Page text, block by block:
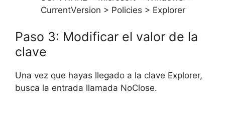
CurrentVersion > Policies > Explorer
Paso 3: Modificar el valor de la
clave
Una vez que hayas llegado a la clave Explorer,
busca la entrada llamada NoClose.